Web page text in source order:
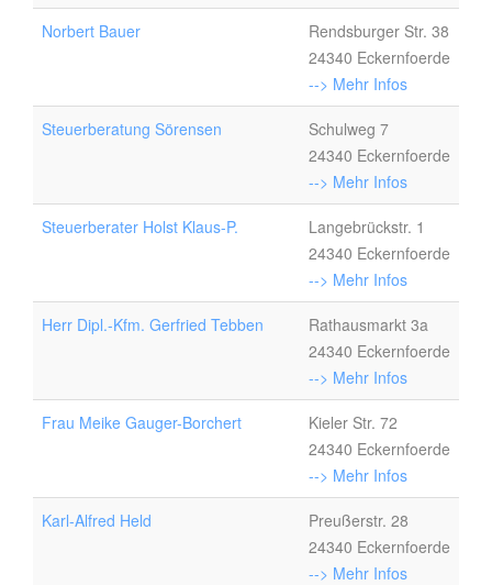
Norbert Bauer
Rendsburger Str. 38
24340 Eckernfoerde
--> Mehr Infos
Steuerberatung Sörensen
Schulweg 7
24340 Eckernfoerde
--> Mehr Infos
Steuerberater Holst Klaus-P.
Langebrückstr. 1
24340 Eckernfoerde
--> Mehr Infos
Herr Dipl.-Kfm. Gerfried Tebben
Rathausmarkt 3a
24340 Eckernfoerde
--> Mehr Infos
Frau Meike Gauger-Borchert
Kieler Str. 72
24340 Eckernfoerde
--> Mehr Infos
Karl-Alfred Held
Preußerstr. 28
24340 Eckernfoerde
--> Mehr Infos